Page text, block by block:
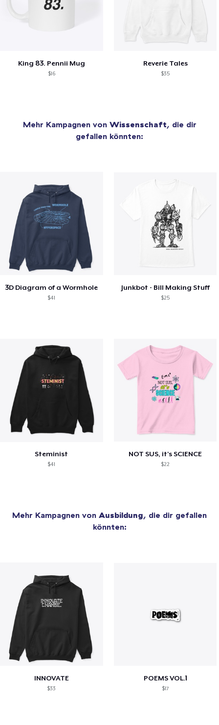
King 83. Pennii Mug
$16
Reverie Tales
$35
Mehr Kampagnen von Wissenschaft, die dir
gefallen könnten:
3D Diagram of a Wormhole
$41
Junkbot - Bill Making Stuff
$25
Steminist
$41
NOT SUS, it's SCIENCE
$22
Mehr Kampagnen von Ausbildung, die dir gefallen
könnten:
INNOVATE
$33
POEMS VOL.1
$17